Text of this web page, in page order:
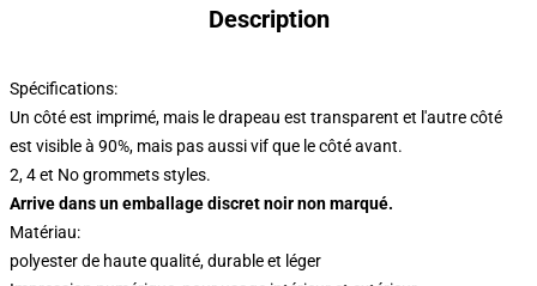
Description
Spécifications:
Un côté est imprimé, mais le drapeau est transparent et l'autre côté
est visible à 90%, mais pas aussi vif que le côté avant.
2, 4 et No grommets styles.
Arrive dans un emballage discret noir non marqué.
Matériau:
polyester de haute qualité, durable et léger